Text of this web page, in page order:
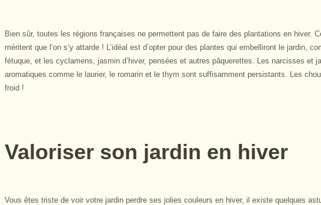
Bien sûr, toutes les régions françaises ne permettent pas de faire des plantations en
méritent que l’on s’y attarde ! L’idéal est d’opter pour des plantes qui embelliront le jardin,
fétuque, et les cyclamens, jasmin d’hiver, pensées et autres pâquerettes. Les narcisses et
aromatiques comme le laurier, le romarin et le thym sont suffisamment persistants. Les
froid !
Valoriser son jardin en hiver
Vous êtes triste de voir votre jardin perdre ses jolies couleurs en hiver, il existe quelques